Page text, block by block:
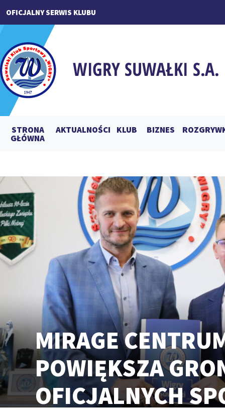
OFICJALNY SERWIS KLUBU
STRONA
GŁÓWNA
AKTUALNOŚCI KLUB BIZNES
MIRAGE
POWIĘKSZA
OFICJALNYCH